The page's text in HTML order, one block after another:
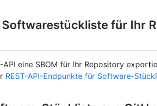
für Ihr
API eine SBOM für Ihr Repository
REST-API-Endpunkte für Software-